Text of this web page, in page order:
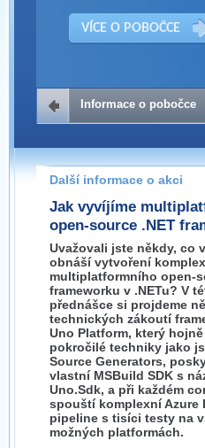
VÍCE O POBOČCE
Kontakt
Pokud máte jakýkoliv
prosím neváhejte nás
Informace o pobočce
Další informace o akci
Jak vyvíjíme
open-source .NET
Uvažovali jste někdy, co
obnáší vytvoření
multiplatformního open-
frameworku v .NETu? V
přednášce si projdeme
technických zákoutí
Uno Platform, který
pokročilé techniky jako
Source Generators,
vlastní MSBuild SDK s
Uno.Sdk, a při každém
spouští komplexní Azure
pipeline s tisíci testy na
možných platformách.